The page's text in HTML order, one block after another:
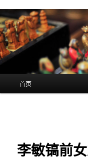
首页
李敏镐前